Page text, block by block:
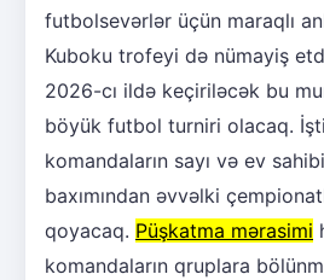
futbolsevərlər üçün maraqlı
Kuboku trofeyi də nümayiş
2026-cı ildə keçiriləcək bu
böyük futbol turniri olacaq.
komandaların sayı və ev
baxımından əvvəlki
qoyacaq. Püşkatma mərasimi
komandaların qruplara